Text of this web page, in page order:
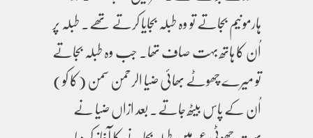
ہارمونیم بجاتے تو وہ طبلہ بجایا کرتے تھے۔ طبلہ پر
اُن کا ہاتھ بہت صاف تھا۔ جب وہ طبلہ بجاتے
تو میرے چھوٹے بھائی ضیا الرحمن سمن (کا کو)
اُن کے پاس بیٹھ جاتے۔ بعد ازاں ضیا نے